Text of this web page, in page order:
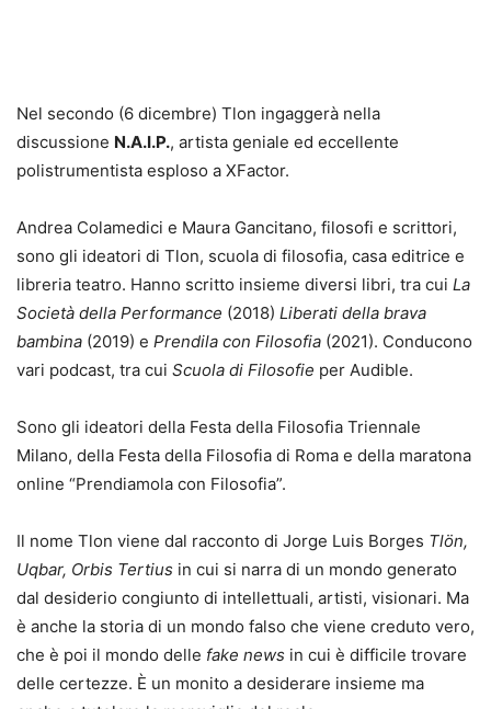
Nel secondo (6 dicembre) Tlon ingaggerà nella
discussione N.A.I.P., artista geniale ed eccellente
polistrumentista esploso a XFactor.
Andrea Colamedici e Maura Gancitano, filosofi e scrittori,
sono gli ideatori di Tlon, scuola di filosofia, casa editrice e
libreria teatro. Hanno scritto insieme diversi libri, tra cui La
Società della Performance (2018) Liberati della brava
bambina (2019) e Prendila con Filosofia (2021). Conducono
vari podcast, tra cui Scuola di Filosofie per Audible.
Sono gli ideatori della Festa della Filosofia Triennale
Milano, della Festa della Filosofia di Roma e della maratona
online “Prendiamola con Filosofia”.
Il nome Tlon viene dal racconto di Jorge Luis Borges Tlön,
Uqbar, Orbis Tertius in cui si narra di un mondo generato
dal desiderio congiunto di intellettuali, artisti, visionari. Ma
è anche la storia di un mondo falso che viene creduto vero,
che è poi il mondo delle fake news in cui è difficile trovare
delle certezze. È un monito a desiderare insieme ma